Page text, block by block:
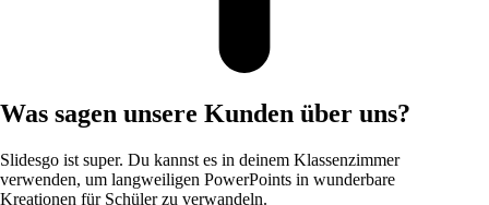
Was sagen unsere Kunden über uns?
Slidesgo ist super. Du kannst es in deinem Klassenzimmer
verwenden, um langweiligen PowerPoints in wunderbare
Kreationen für Schüler zu verwandeln.